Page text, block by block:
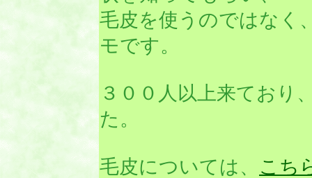
毛皮を使うのではなく
モです。
３００人以上来ており
た。
毛皮については、 こち